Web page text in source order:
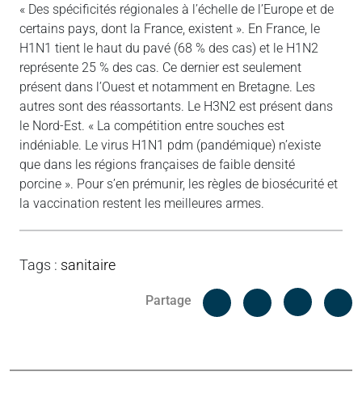
« Des spécificités régionales à l’échelle de l’Europe et de
certains pays, dont la France, existent ». En France, le
H1N1 tient le haut du pavé (68 % des cas) et le H1N2
représente 25 % des cas. Ce dernier est seulement
présent dans l’Ouest et notamment en Bretagne. Les
autres sont des réassortants. Le H3N2 est présent dans
le Nord-Est. « La compétition entre souches est
indéniable. Le virus H1N1 pdm (pandémique) n’existe
que dans les régions françaises de faible densité
porcine ». Pour s’en prémunir, les règles de biosécurité et
la vaccination restent les meilleures armes.
Tags : sanitaire
Partage
Facebook